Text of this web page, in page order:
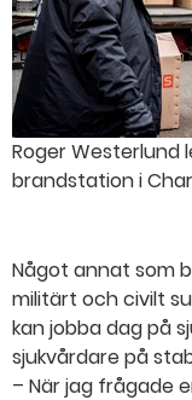
Roger Westerlund
brandstation i
Något annat som
militärt och civilt
kan jobba dag på
sjukvårdare på
– När jag frågade